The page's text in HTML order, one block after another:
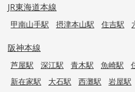
JR東海道本線
甲南山手駅 摂津本山駅 住吉駅
阪神本線
芦屋駅 深江駅 青木駅 魚崎駅
新在家駅
大石駅 西灘駅 岩屋駅